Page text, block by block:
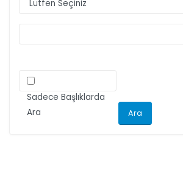
ilgili kriteri göz önünde bulundurarak
Sadece Başlıklarda
Ara